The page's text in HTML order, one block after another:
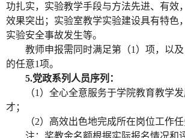
功扎实，实验教学手段与方法先进、有效
效果突出；实验室教学实验建设具有特色
实验安全事故发生等。
教师申报需同时满足第（1）项，以
的任意1项。
5.党政系列人员序列：
（1）全心全意服务于学院教育教学
才；
（2）高效出色地完成所在岗位工作任
注：奖教金名额根据实际报名情况和